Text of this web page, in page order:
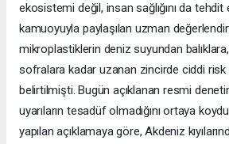
ekosistemi değil, insan sağlığını da tehdit
kamuoyuyla paylaşılan uzman
mikroplastiklerin deniz suyundan
sofralara kadar uzanan zincirde ciddi
belirtilmişti. Bugün açıklanan resmi
uyarıların tesadüf olmadığını ortaya
yapılan açıklamaya göre, Akdeniz